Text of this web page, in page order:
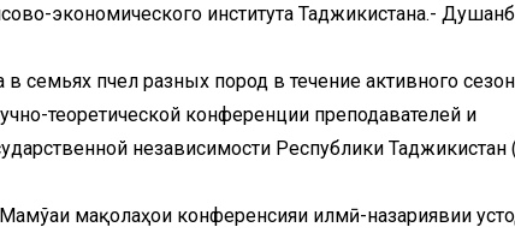
экономического института Таджикистана.-
семьях пчел разных пород в течение активного
теоретической конференции преподавателей и
независимости Республики Таджикистан
мақолаҳои конференсияи илмӣ-назариявии